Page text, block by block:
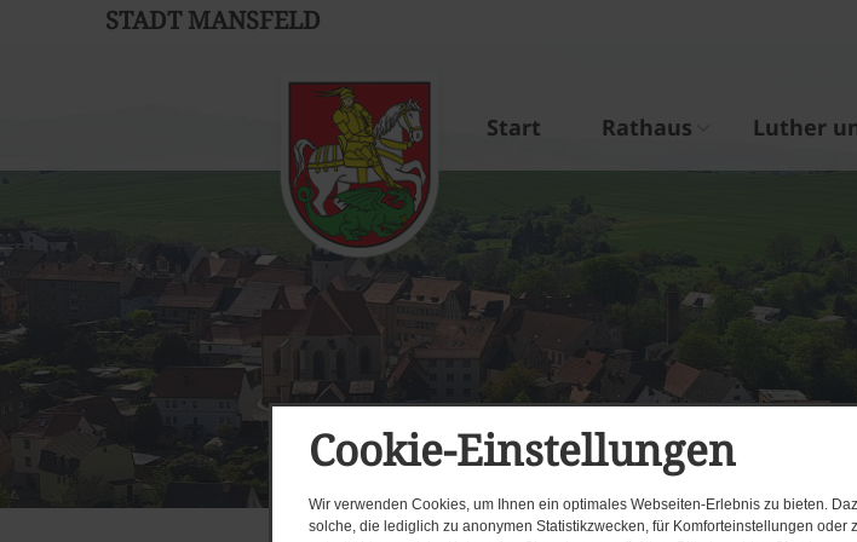
Cookie-Einstellungen
Wir verwenden Cookies, um Ihnen ein optimales Webseiten-Erlebnis zu bieten.
solche, die lediglich zu anonymen Statistikzwecken, für Komforteinstellungen
STADT MANSFELD
Start Rathaus Luther